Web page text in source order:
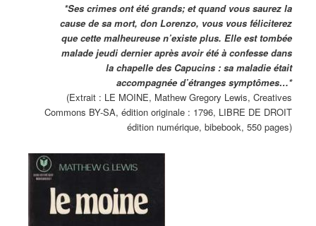
*Ses crimes ont été grands; et quand vous saurez la
cause de sa mort, don Lorenzo, vous vous féliciterez
que cette malheureuse n’existe plus. Elle est tombée
malade jeudi dernier après avoir été à confesse dans
la chapelle des Capucins : sa maladie était
accompagnée d’étranges symptômes…*
(Extrait : LE MOINE, Mathew Gregory Lewis, Creatives
Commons BY-SA, édition originale : 1796, LIBRE DE DROIT
édition numérique, bibebook, 550 pages)